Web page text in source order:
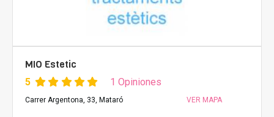
MIO Estetic
5 1 Opiniones
Carrer Argentona, 33, Mataró VER MAPA